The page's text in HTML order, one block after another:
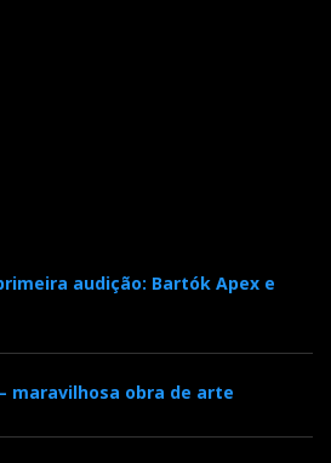
audição: Bartók Apex e
maravilhosa obra de arte